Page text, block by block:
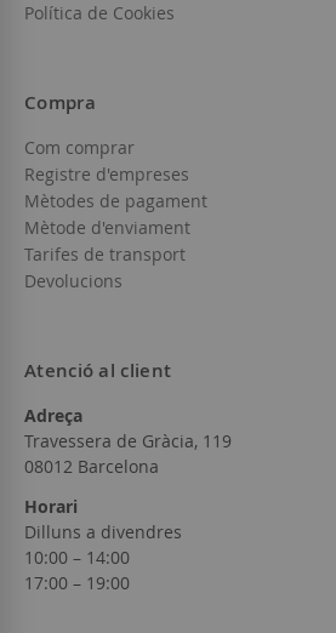
Política de Cookies
Compra
Com comprar
Registre d'empreses
Mètodes de pagament
Mètode d'enviament
Tarifes de transport
Devolucions
Atenció al client
Adreça
Travessera de Gràcia, 119
08012 Barcelona
Horari
Dilluns a divendres
10:00 – 14:00
17:00 – 19:00